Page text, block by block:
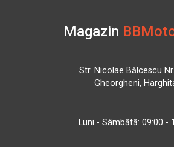
Magazin
Str. Nicolae Bălcescu
Gheorgheni,
Luni - Sâmbătă: 09:00 -